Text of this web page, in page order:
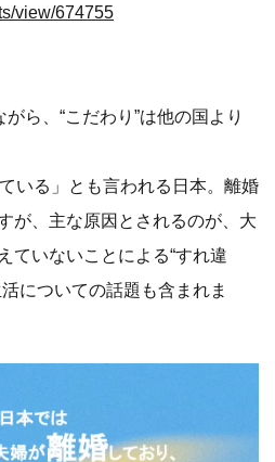
view/674755
ら、“こだわり”は他の国より
いる」とも言われる日本。離婚
が、主な原因とされるのが、大
ていないことによる“すれ違
についての話題も含まれま